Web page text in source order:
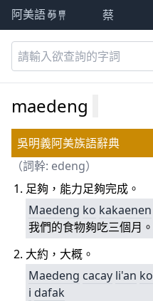
阿美語萌典 蔡
maedeng
吳明義阿美族語辭典
（詞幹: edeng）
足夠，能力足夠完成。
Maedeng ko kakaenen
我們的食物夠吃三個月。
大約，大概。
Maedeng cacay li'an ko
i dafak